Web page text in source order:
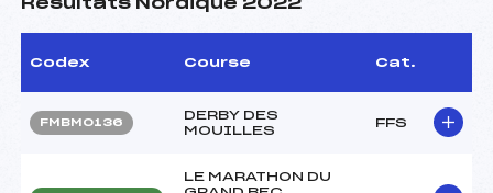
Résultats Nordique 2022
Codex Course Cat.
FMBM0136
DERBY DES
MOUILLES
FFS
LE MARATHON DU